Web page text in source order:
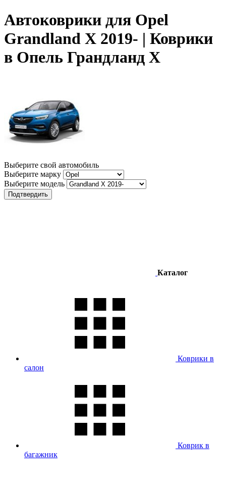
Автоковрики для Opel
Grandland X 2019- | Коврики
в Опель Грандланд Х
Выберите свой автомобиль
Выберите марку
Выберите модель
Подтвердить
Каталог
Коврики в
салон
Коврик в
багажник